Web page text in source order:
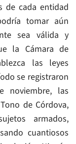
de cada entidad
tomar aún
sea válida y
la Cámara de
las leyes
se registraron
noviembre, las
de Córdova,
armados,
cuantiosos